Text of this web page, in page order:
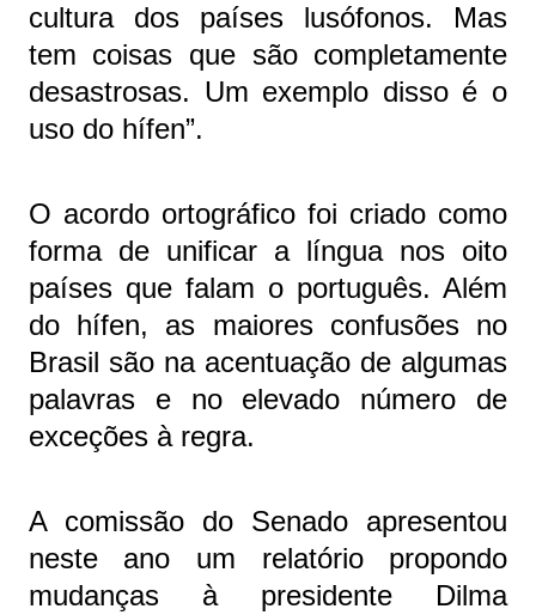
cultura dos países lusófonos. Mas
tem coisas que são completamente
desastrosas. Um exemplo disso é o
uso do hífen”.
O acordo ortográfico foi criado como
forma de unificar a língua nos oito
países que falam o português. Além
do hífen, as maiores confusões no
Brasil são na acentuação de algumas
palavras e no elevado número de
exceções à regra.
A comissão do Senado apresentou
neste ano um relatório propondo
mudanças à presidente Dilma